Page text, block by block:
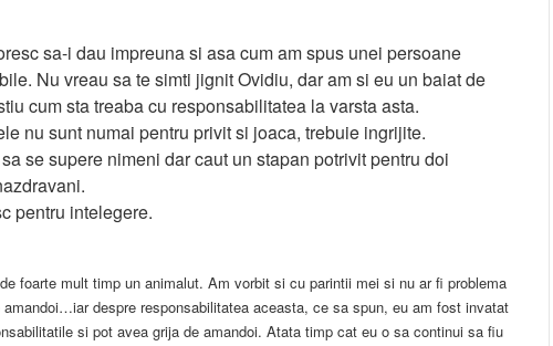
sa-i dau impreuna si asa cum am spus unei persoane
Nu vreau sa te simti jignit Ovidiu, dar am si eu un baiat de
cum sta treaba cu responsabilitatea la varsta asta.
nu sunt numai pentru privit si joaca, trebuie ingrijite.
se supere nimeni dar caut un stapan potrivit pentru doi
pentru intelegere.
foarte mult timp un animalut. Am vorbit si cu parintii mei si nu ar fi problema
amandoi…iar despre responsabilitatea aceasta, ce sa spun, eu am fost invatat
si pot avea grija de amandoi. Atata timp cat eu o sa continui sa fiu